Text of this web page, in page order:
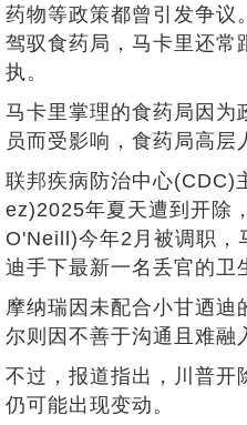
药物等政策都曾引发争议
驾驭食药局，马卡里还常
执。
马卡里掌理的食药局因为
员而受影响，食药局高层
联邦疾病防治中心(CDC)
ez)2025年夏天遭到开除
O'Neill)今年2月被调职，
迪手下最新一名丢官的卫
摩纳瑞因未配合小甘迺迪
尔则因不善于沟通且难融
不过，报道指出，川普开
仍可能出现变动。